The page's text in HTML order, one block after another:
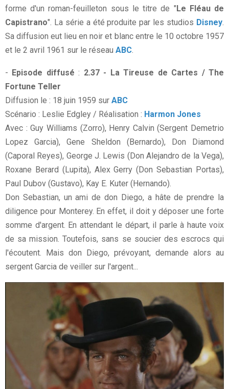
forme d'un roman-feuilleton sous le titre de "Le Fléau de
Capistrano". La série a été produite par les studios Disney
Sa diffusion eut lieu en noir et blanc entre le 10 octobre 1957
et le 2 avril 1961 sur le réseau ABC
- Episode diffusé : 2.37 - La Tireuse de Cartes / The
Fortune Teller
Diffusion le : 18 juin 1959 sur ABC
Scénario : Leslie Edgley / Réalisation : Harmon Jones
Avec : Guy Williams (Zorro), Henry Calvin (Sergent Demetrio
Lopez Garcia), Gene Sheldon (Bernardo), Don Diamond
(Caporal Reyes), George J. Lewis (Don Alejandro de la Vega),
Roxane Berard (Lupita), Alex Gerry (Don Sebastian Portas),
Paul Dubov (Gustavo), Kay E. Kuter (Hernando).
Don Sebastian, un ami de don Diego, a hâte de prendre la
diligence pour Monterey. En effet, il doit y déposer une forte
somme d'argent. En attendant le départ, il parle à haute voix
de sa mission. Toutefois, sans se soucier des escrocs qui
l'écoutent. Mais don Diego, prévoyant, demande alors au
sergent Garcia de veiller sur l'argent...